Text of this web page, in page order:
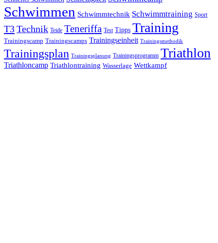
Schwimmen Schwimmtechnik Schwimmtraining Sport
T3Technik Teide Teneriffa Test Tipps Training
Trainingscamp Trainingscamps Trainingseinheit Trainingsmethodik
Trainingsplan Trainingsplanung Trainingsprogramm Triathlon
Triathloncamp Triathlontraining Wasserlage Wettkampf